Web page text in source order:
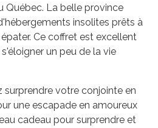
Québec. La belle province
insolites prêts à
Ce coffret est excellent
un peu de la vie
surprendre votre conjointe en
une escapade en amoureux
cadeau pour surprendre et